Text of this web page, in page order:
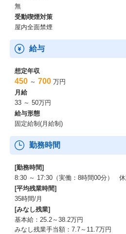
無
受動喫煙対策
屋内全面禁煙
給与
想定年収
450 ～ 700 万円
月給
33 ～ 50万円
給与形態
固定給制(月給制)
勤務時間
[勤務時間]
8:30 ～ 17:30（実働：8時間00分） 休
[平均残業時間]
35時間/月
[みなし残業]
基本給：25.2～38.2万円
みなし残業手当額：7.7～11.7万円